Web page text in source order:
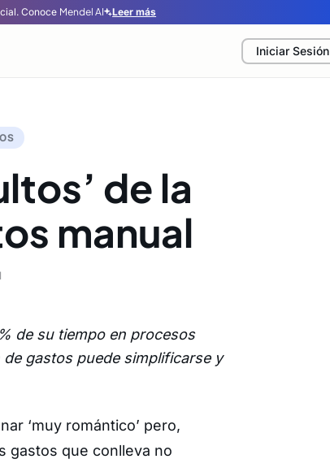
Conoce Mendel AI Leer más
Iniciar Sesión
de la
manual
de su tiempo en procesos
gastos puede simplificarse y
‘muy romántico’ pero,
gastos que conlleva no